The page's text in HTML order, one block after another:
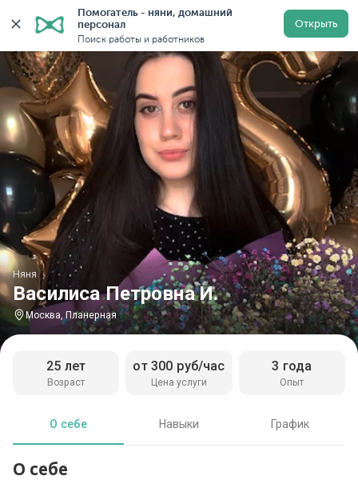
Помогатель - няни, домашний
персонал
Поиск работы и работников
Открыть
Главная Няни Няни в Москве Няни у метро
Василиса Петровна И.
Няня
Москва, Планерная
Возраст
25 лет
Цена услуги
от 300 руб/час
Опыт
3 года
О себе Навыки График
О себе